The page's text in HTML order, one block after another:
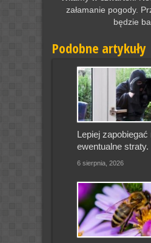
załamanie pogody.
będzie
Podobne artykuły
Lepiej
ewentualne straty.
6 sierpnia, 2026